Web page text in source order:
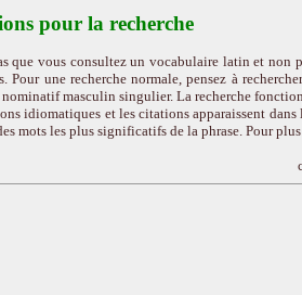
pour la recherche
que vous consultez un vocabulaire latin et non
Pour une recherche normale, pensez à
masculin singulier. La recherche
idiomatiques et les citations apparaissent
mots les plus significatifs de la phrase. Pour